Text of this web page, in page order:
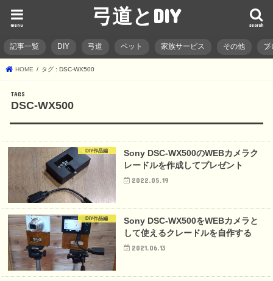
弓道とDIY search
menu
記事一覧 DIY 弓道 ペット 家族サービス その他 ブ
HOME タグ : DSC-WX500
DSC-WX500
DIY作品編
Sony DSC-WX500のWEBカメラク
レードルを作成してプレゼント
2022.05.19
DIY作品編
Sony DSC-WX500をWEBカメラと
して使えるクレードルを自作する
2021.06.13